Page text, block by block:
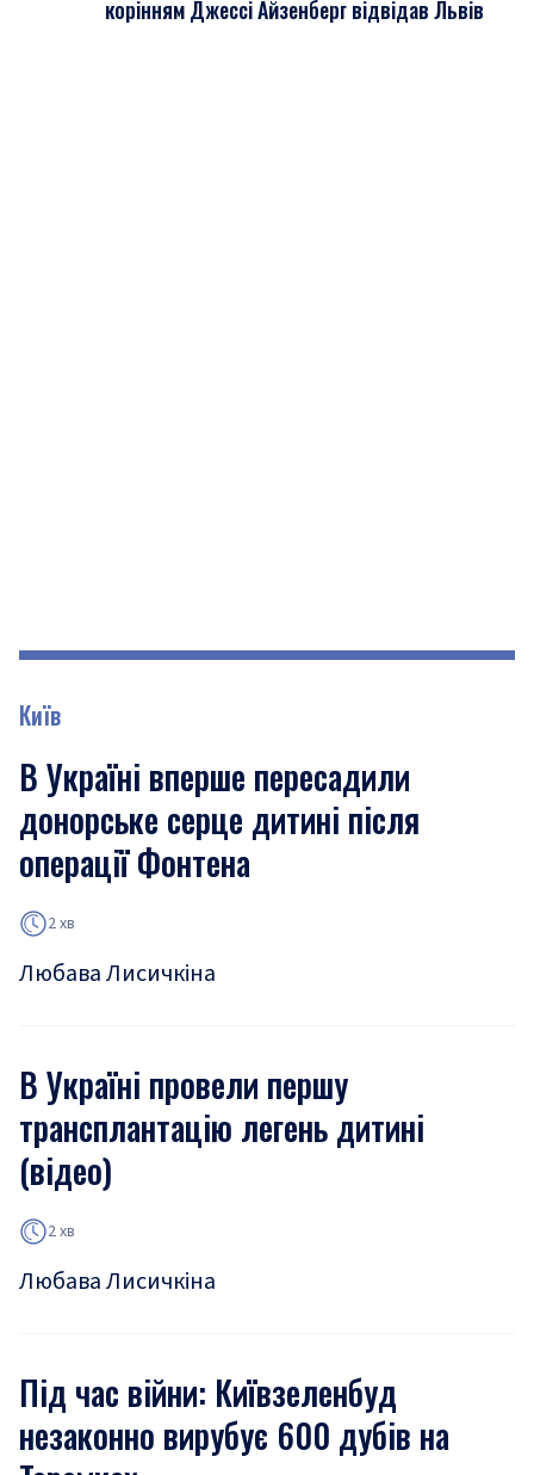
корінням Джессі Айзенберг відвідав Львів
Київ
В Україні вперше пересадили
донорське серце дитині після
операції Фонтена
2 хв
Любава Лисичкіна
В Україні провели першу
трансплантацію легень дитині
(відео)
2 хв
Любава Лисичкіна
Під час війни: Київзеленбуд
незаконно вирубує 600 дубів на